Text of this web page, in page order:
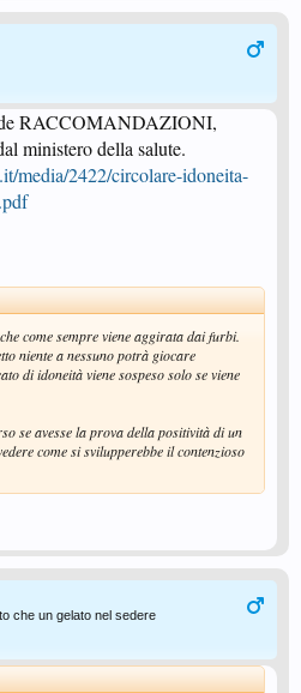
RACCOMANDAZIONI,
ministero della salute.
media/2422/circolare-idoneita-
come sempre viene aggirata dai furbi.
niente a nessuno potrà giocare
di idoneità viene sospeso solo se viene
se avesse la prova della positività di un
come si svilupperebbe il contenzioso
che un gelato nel sedere